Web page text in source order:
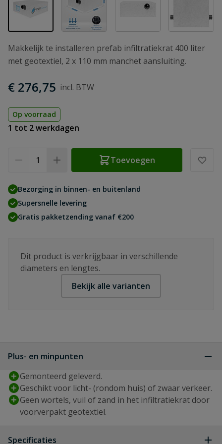
Makkelijk te installeren prefab infiltratiekrat 400 liter
met geotextiel, 2 x 110 mm manchet aansluiting.
€ 276,75
Op voorraad
1 tot 2 werkdagen
Toevoegen
Bezorging in binnen- en buitenland
Supersnelle levering
Gratis pakketzending vanaf €200
Dit product is verkrijgbaar in verschillende
diameters en lengtes.
Bekijk alle varianten
Plus- en minpunten
Gemonteerd geleverd.
Geschikt voor licht- (rondom huis) of zwaar verkeer.
Geen wortels, vuil of zand in het infiltratiekrat door
voorverpakt geotextiel.
Specificaties